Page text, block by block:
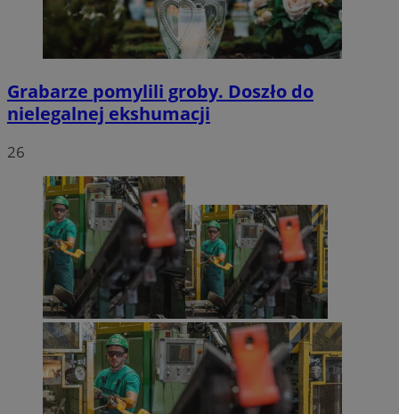
Grabarze pomylili groby. Doszło do
nielegalnej ekshumacji
26